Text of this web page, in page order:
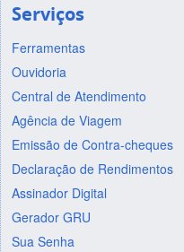
Serviços
Ferramentas
Ouvidoria
Central de Atendimento
Agência de Viagem
Emissão de Contra-cheques
Declaração de Rendimentos
Assinador Digital
Gerador GRU
Sua Senha